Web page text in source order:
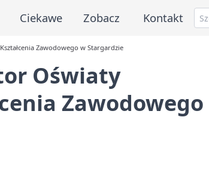
Ciekawe Zobacz Kontakt
Zawodowego w Stargardzie
Oświaty
Zawodowego